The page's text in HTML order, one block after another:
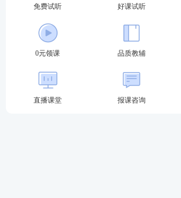
第二步： 根据提示，输入用户名、密
入网上报名系统之后，选择“准考证打
免费试听 好课试听
0元领课 品质教辅
直播课堂 报课咨询